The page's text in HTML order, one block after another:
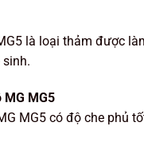
là loại thảm được
sinh.
MG5
MG5 có độ che phủ